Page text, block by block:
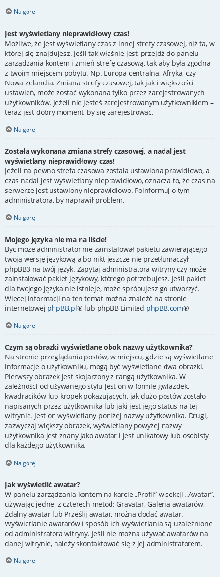
Na górę
Jest wyświetlany nieprawidłowy czas!
Możliwe, że jest wyświetlany czas z innej strefy czasowej, niż ta, w
której się znajdujesz. Jeśli tak właśnie jest, przejdź do panelu
zarządzania kontem i zmień strefę czasową, tak aby była zgodna
z twoim miejscem pobytu. Np. Europa centralna, Afryka, czy
Nowa Zelandia. Zmiana strefy czasowej, tak jak i większości
ustawień, może zostać wykonana tylko przez zarejestrowanych
użytkowników. Jeżeli nie jesteś zarejestrowanym użytkownikiem –
teraz jest dobry moment, by się zarejestrować.
Na górę
Została wykonana zmiana strefy czasowej, a nadal jest
wyświetlany nieprawidłowy czas!
Jeżeli na pewno strefa czasowa została ustawiona prawidłowo, a
czas nadal jest wyświetlany nieprawidłowo, oznacza to, że czas na
serwerze jest ustawiony nieprawidłowo. Poinformuj o tym
administratora, by naprawił problem.
Na górę
Mojego języka nie ma na liście!
Być może administrator nie zainstalował pakietu zawierającego
twoją wersję językową albo nikt jeszcze nie przetłumaczył
phpBB3 na twój język. Zapytaj administratora witryny czy może
zainstalować pakiet językowy, którego potrzebujesz. Jeśli pakiet
dla twojego języka nie istnieje, może spróbujesz go utworzyć.
Więcej informacji na ten temat można znaleźć na stronie
internetowej phpBB.pl® lub phpBB Limited phpBB.com®
Na górę
Czym są obrazki wyświetlane obok nazwy użytkownika?
Na stronie przeglądania postów, w miejscu, gdzie są wyświetlane
informacje o użytkowniku, mogą być wyświetlane dwa obrazki.
Pierwszy obrazek jest skojarzony z rangą użytkownika. W
zależności od używanego stylu jest on w formie gwiazdek,
kwadracików lub kropek pokazujących, jak dużo postów zostało
napisanych przez użytkownika lub jaki jest jego status na tej
witrynie. Jest on wyświetlany poniżej nazwy użytkownika. Drugi,
zazwyczaj większy obrazek, wyświetlany powyżej nazwy
użytkownika jest znany jako awatar i jest unikatowy lub osobisty
dla każdego użytkownika.
Na górę
Jak wyświetlić awatar?
W panelu zarządzania kontem na karcie „Profil” w sekcji „Awatar”,
używając jednej z czterech metod: Gravatar, Galeria awatarów,
Zdalny awatar lub Prześlij awatar, można dodać awatar.
Wyświetlanie awatarów i sposób ich wyświetlania są uzależnione
od administratora witryny. Jeśli nie można używać awatarów na
danej witrynie, należy skontaktować się z jej administratorem.
Na górę